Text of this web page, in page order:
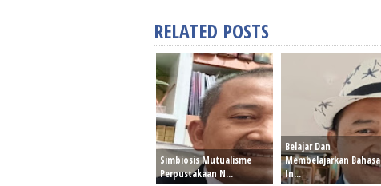
RELATED POSTS
Simbiosis Mutualisme
Perpustakaan N...
Belajar Dan
Membelajarkan Bahasa
In...